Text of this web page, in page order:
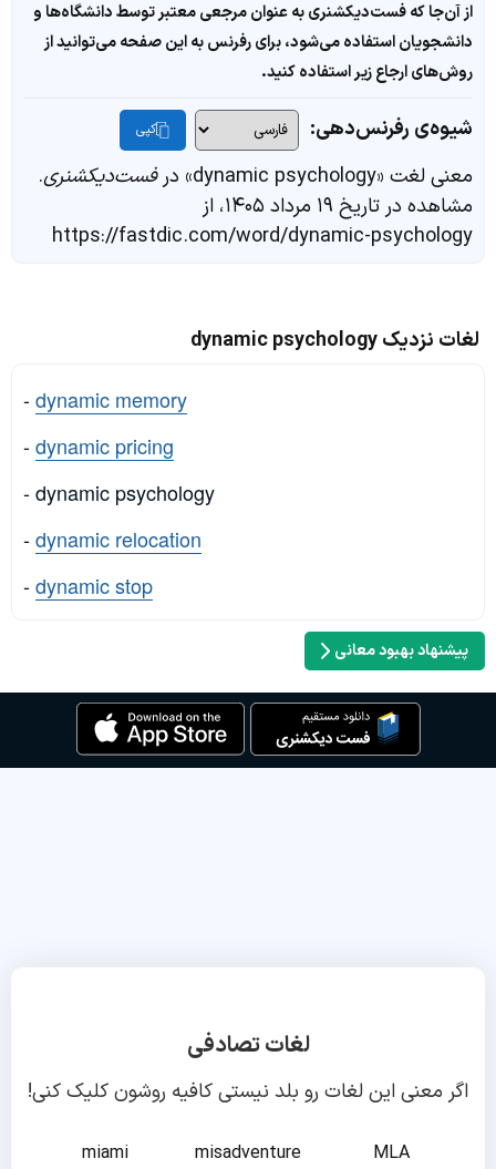
از آن‌جا که فست‌دیکشنری به عنوان مرجعی معتبر توسط دانشگاه‌ها و
دانشجویان استفاده می‌شود، برای رفرنس به این صفحه می‌توانید از
روش‌های ارجاع زیر استفاده کنید.
شیوه‌ی رفرنس‌دهی: کپی
معنی لغت «dynamic psychology» در فست‌دیکشنری.
مشاهده در تاریخ ۱۹ مرداد ۱۴۰۵، از
https://fastdic.com/word/dynamic-psychology
لغات نزدیک dynamic psychology
-dynamic memory
-dynamic pricing
- dynamic psychology
-dynamic relocation
-dynamic stop
پیشنهاد بهبود معانی
لغات تصادفی
اگر معنی این لغات رو بلد نیستی کافیه روشون کلیک کنی!
miami misadventure
MLA